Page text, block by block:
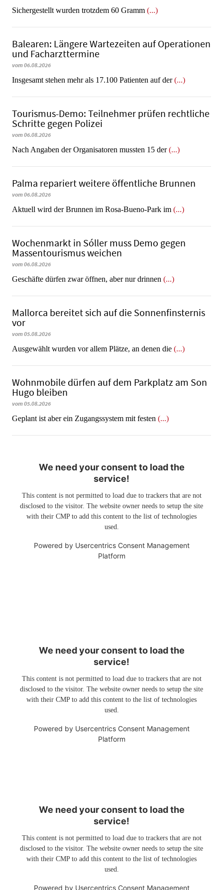
​​​​​​​Sichergestellt wurden trotzdem 60 Gramm (...)
Balearen: Längere Wartezeiten auf Operationen
und Facharzttermine
vom 06.08.2026
Insgesamt stehen mehr als 17.100 Patienten auf der(...)
Tourismus-Demo: Teilnehmer prüfen rechtliche
Schritte gegen Polizei
vom 06.08.2026
Nach Angaben der Organisatoren mussten 15 der(...)
Palma repariert weitere öffentliche Brunnen
vom 06.08.2026
Aktuell wird der Brunnen im Rosa-Bueno-Park im (...)
Wochenmarkt in Sóller muss Demo gegen
Massentourismus weichen
vom 06.08.2026
Geschäfte dürfen zwar öffnen, aber nur drinnen (...)
Mallorca bereitet sich auf die Sonnenfinsternis
vor
vom 05.08.2026
Ausgewählt wurden vor allem Plätze, an denen die (...)
Wohnmobile dürfen auf dem Parkplatz am Son
Hugo bleiben
vom 05.08.2026
Geplant ist aber ein Zugangssystem mit festen (...)
We need your consent to load the
service!
This content is not permitted to load due to trackers that are not
disclosed to the visitor. The website owner needs to setup the site
with their CMP to add this content to the list of technologies
used.
Powered by Usercentrics Consent Management
Platform
We need your consent to load the
service!
This content is not permitted to load due to trackers that are not
disclosed to the visitor. The website owner needs to setup the site
with their CMP to add this content to the list of technologies
used.
Powered by Usercentrics Consent Management
Platform
We need your consent to load the
service!
This content is not permitted to load due to trackers that are not
disclosed to the visitor. The website owner needs to setup the site
with their CMP to add this content to the list of technologies
used.
Powered by Usercentrics Consent Management